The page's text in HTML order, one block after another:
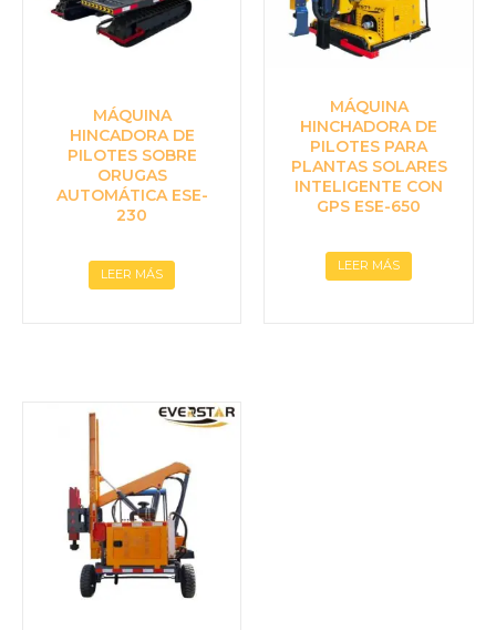
MÁQUINA
HINCADORA DE
PILOTES SOBRE
ORUGAS
AUTOMÁTICA ESE-
230
LEER MÁS
MÁQUINA
HINCHADORA DE
PILOTES PARA
PLANTAS SOLARES
INTELIGENTE CON
GPS ESE-650
LEER MÁS